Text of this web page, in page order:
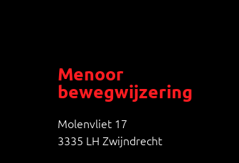
Menoor
bewegwijzering
Molenvliet 17
3335 LH Zwijndrecht